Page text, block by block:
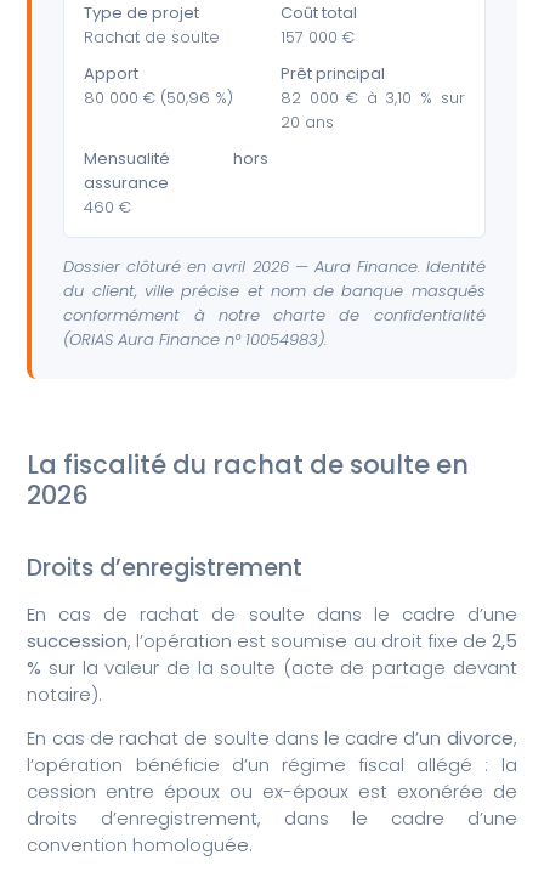
Type de projet
Rachat de soulte
Coût total
157 000 €
Apport
80 000 € (50,96 %)
Prêt principal
82 000 € à 3,10 % sur
20 ans
Mensualité hors
assurance
460 €
Dossier clôturé en avril 2026 — Aura Finance. Identité
du client, ville précise et nom de banque masqués
conformément à notre charte de confidentialité
(ORIAS Aura Finance n° 10054983).
La fiscalité du rachat de soulte en
2026
Droits d’enregistrement
En cas de rachat de soulte dans le cadre d’une
succession, l’opération est soumise au droit fixe de 2,5
% sur la valeur de la soulte (acte de partage devant
notaire).
En cas de rachat de soulte dans le cadre d’un divorce,
l’opération bénéficie d’un régime fiscal allégé : la
cession entre époux ou ex-époux est exonérée de
droits d’enregistrement, dans le cadre d’une
convention homologuée.